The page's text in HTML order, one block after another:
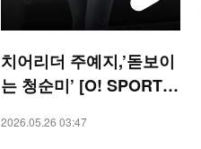
치어리더 주예지,’돋보이
는 청순미’ [O! SPORTS
2026.05.26 03:47